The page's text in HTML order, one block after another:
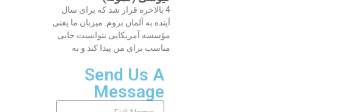
4 بالاخره قرار شد که برای سال
آینده به آلمان بروم. میزبان ما یعنی
مؤسسه آمریکایی نتوانست جایی
مناسب برای من پیدا کند و به
Send Us A
Message